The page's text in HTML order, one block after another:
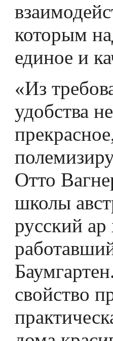
которым
единое и
«Из
удобства
Отто
школы
русский
свойство